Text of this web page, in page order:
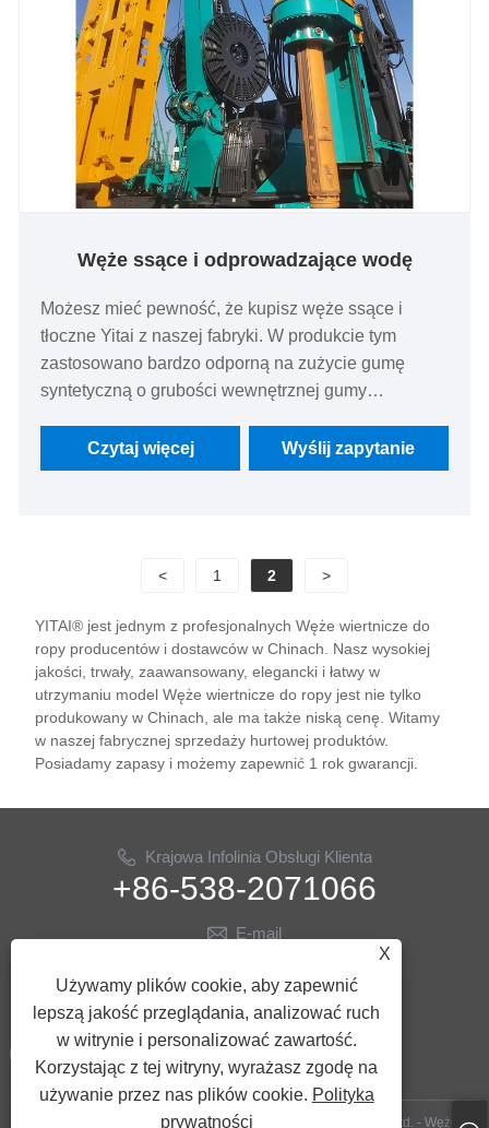
Węże ssące i odprowadzające wodę
Możesz mieć pewność, że kupisz węże ssące i
tłoczne Yitai z naszej fabryki. W produkcie tym
zastosowano bardzo odporną na zużycie gumę
syntetyczną o grubości wewnętrznej gumy
zawierające od 30% do 40% piasku i żwiru.
Czytaj więcej Wyślij zapytanie
< 1 2 >
YITAI® jest jednym z profesjonalnych Węże wiertnicze do
ropy producentów i dostawców w Chinach. Nasz wysokiej
jakości, trwały, zaawansowany, elegancki i łatwy w
utrzymaniu model Węże wiertnicze do ropy jest nie tylko
produkowany w Chinach, ale ma także niską cenę. Witamy
w naszej fabrycznej sprzedaży hurtowej produktów.
Posiadamy zapasy i możemy zapewnić 1 rok gwarancji.
Krajowa Infolinia Obsługi Klienta
+86-538-2071066
E-mail
PODĄŻAJ ZA NAMI
Copyright © 2023 Shandong Yitai Hydraulic Technology Co., Ltd. - Węże
X
Używamy plików cookie, aby zapewnić
lepszą jakość przeglądania, analizować ruch
w witrynie i personalizować zawartość.
Korzystając z tej witryny, wyrażasz zgodę na
używanie przez nas plików cookie. Polityka
prywatności